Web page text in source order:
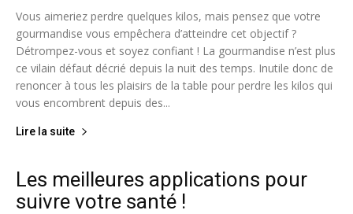
Vous aimeriez perdre quelques kilos, mais pensez que votre
gourmandise vous empêchera d’atteindre cet objectif ?
Détrompez-vous et soyez confiant ! La gourmandise n’est plus
ce vilain défaut décrié depuis la nuit des temps. Inutile donc de
renoncer à tous les plaisirs de la table pour perdre les kilos qui
vous encombrent depuis des...
Lire la suite
Les meilleures applications pour
suivre votre santé !